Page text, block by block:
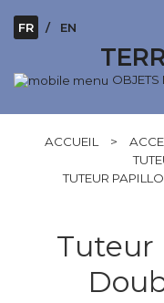
OBJETS
FR EN
ACCUEIL >
TUTEUR
Tuteur